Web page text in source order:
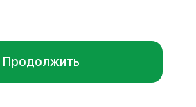
согласно нашейполитике